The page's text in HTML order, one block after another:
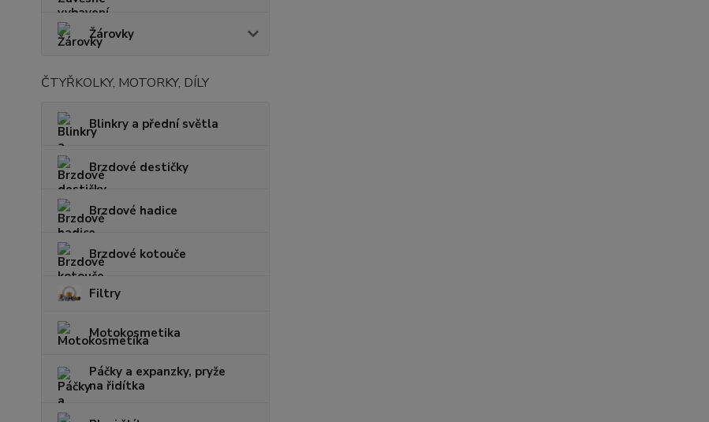
Žárovky
ČTYŘKOLKY, MOTORKY, DÍLY
Blinkry a přední světla
Brzdové destičky
Brzdové hadice
Brzdové kotouče
Filtry
Motokosmetika
Páčky a expanzky, pryže
na řidítka